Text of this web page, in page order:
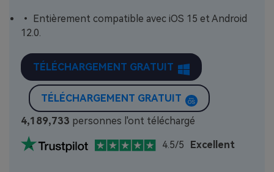
• Entièrement compatible avec iOS 15 et Android
12.0.
TÉLÉCHARGEMENT GRATUIT
TÉLÉCHARGEMENT GRATUIT
4,189,734 personnes l'ont téléchargé
4.5/5 Excellent